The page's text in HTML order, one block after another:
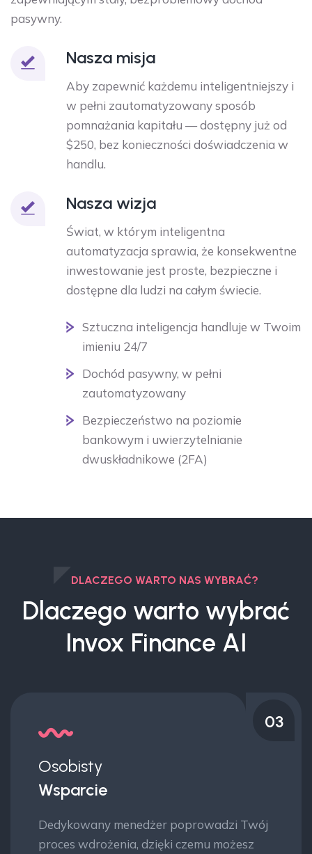
pasywny.
Nasza misja
Aby zapewnić każdemu inteligentniejszy i
w pełni zautomatyzowany sposób
pomnażania kapitału — dostępny już od
$250, bez konieczności doświadczenia w
handlu.
Nasza wizja
Świat, w którym inteligentna
automatyzacja sprawia, że konsekwentne
inwestowanie jest proste, bezpieczne i
dostępne dla ludzi na całym świecie.
Sztuczna inteligencja handluje w Twoim
imieniu 24/7
Dochód pasywny, w pełni
zautomatyzowany
Bezpieczeństwo na poziomie
bankowym i uwierzytelnianie
dwuskładnikowe (2FA)
DLACZEGO WARTO NAS WYBRAĆ?
Dlaczego warto wybrać
Invox Finance AI
04
Pełny
Automatyzacja
Po uruchomieniu system działa całą dobę,
realizując transakcje w ciągu milisekund,